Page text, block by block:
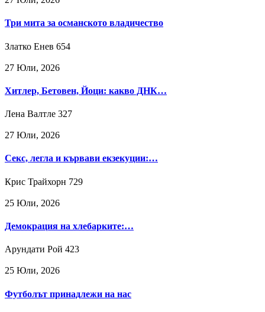
Три мита за османското владичество
Златко Енев 654
27 Юли, 2026
Хитлер, Бетовен, Йоци: какво ДНК…
Лена Валтле 327
27 Юли, 2026
Секс, легла и кървави екзекуции:…
Крис Трайхорн 729
25 Юли, 2026
Демокрация на хлебарките:…
Арундати Рой 423
25 Юли, 2026
Футболът принадлежи на нас